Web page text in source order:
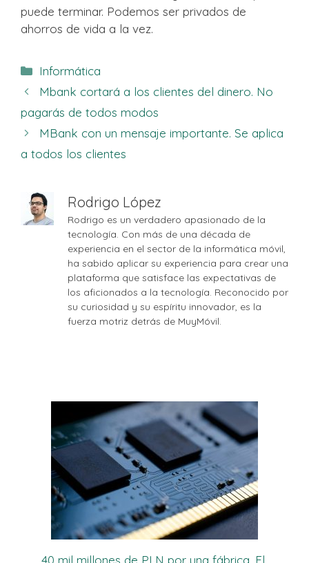
puede terminar. Podemos ser privados de
ahorros de vida a la vez.
Categorías
Informática
Mbank cortará a los clientes del dinero. No
pagarás de todos modos
MBank con un mensaje importante. Se aplica
a todos los clientes
Rodrigo López
Rodrigo es un verdadero apasionado de la
tecnología. Con más de una década de
experiencia en el sector de la informática móvil,
ha sabido aplicar su experiencia para crear una
plataforma que satisface las expectativas de
los aficionados a la tecnología. Reconocido por
su curiosidad y su espíritu innovador, es la
fuerza motriz detrás de MuyMóvil.
40 mil millones de PLN por una fábrica. El